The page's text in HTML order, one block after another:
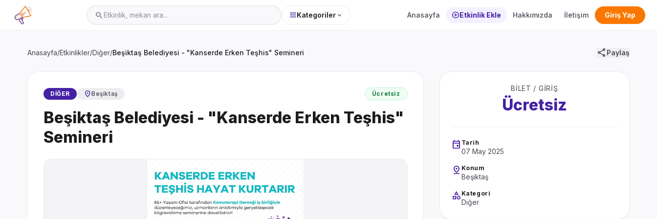
search appsKategorilerexpand_more Anasayfa add_circleEtkinlik Ekle Hakkımızda İletişim Giriş Yap
Anasayfa/Etkinlikler/Diğer/Beşiktaş Belediyesi - "Kanserde Erken Teşhis" Semineri share Paylaş
DIĞER location_onBeşiktaş Ücretsiz
Beşiktaş Belediyesi - "Kanserde Erken Teşhis"
Semineri
BILET / GIRIŞ
Ücretsiz
event Tarih
07 May 2025
pin_drop Konum
Beşiktaş
category Kategori
Diğer